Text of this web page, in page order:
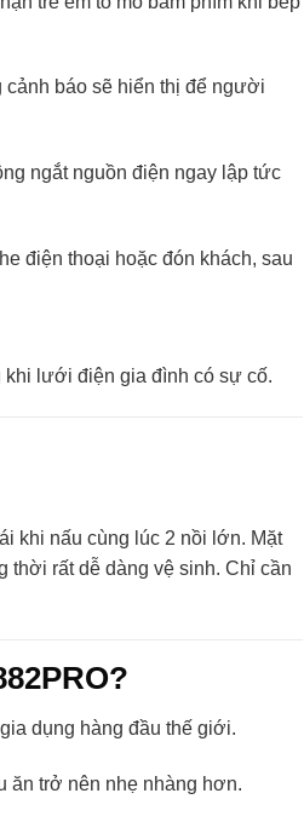
cảnh báo sẽ hiển thị để người
ngắt nguồn điện ngay lập tức
điện thoại hoặc đón khách, sau
lưới điện gia đình có sự cố.
khi nấu cùng lúc 2 nồi lớn. Mặt
thời rất dễ dàng vệ sinh. Chỉ cần
dụng hàng đầu thế giới.
ăn trở nên nhẹ nhàng hơn.